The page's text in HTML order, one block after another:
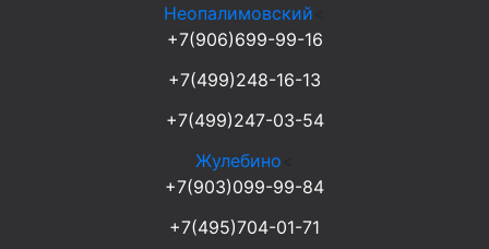
Неопалимовский
+7(906)699-99-16
+7(499)248-16-13
+7(499)247-03-54
Жулебино
+7(903)099-99-84
+7(495)704-01-71